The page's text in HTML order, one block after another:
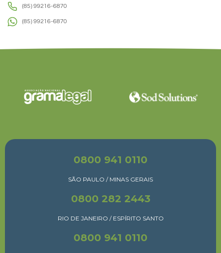
(85) 99216-6870
(85) 99216-6870
0800 941 0110
SÃO PAULO / MINAS GERAIS
0800 282 2443
RIO DE JANEIRO / ESPÍRITO SANTO
0800 941 0110